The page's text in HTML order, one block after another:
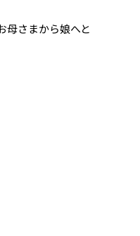
母さまから娘へと